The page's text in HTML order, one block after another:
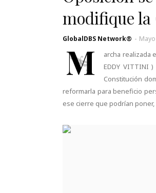
modifique
GlobalDBS Network® -
M
archa realizada
EDDY VITTINI
Constitución
reformarla para beneficio
ese cierre que podrían